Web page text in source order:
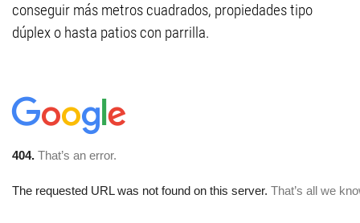
conseguir más metros cuadrados, propiedades tipo
dúplex o hasta patios con parrilla.